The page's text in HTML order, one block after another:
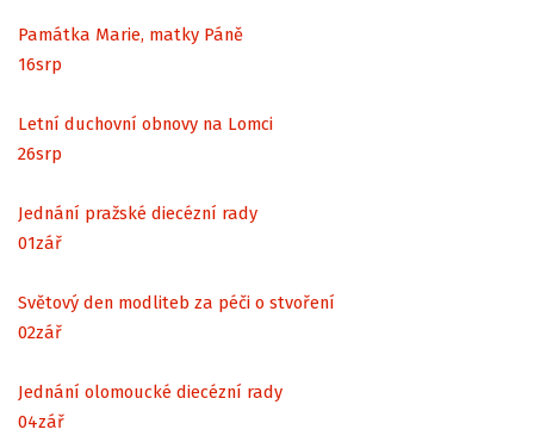
Památka Marie, matky Páně
16srp
Letní duchovní obnovy na Lomci
26srp
Jednání pražské diecézní rady
01zář
Světový den modliteb za péči o stvoření
02zář
Jednání olomoucké diecézní rady
04zář